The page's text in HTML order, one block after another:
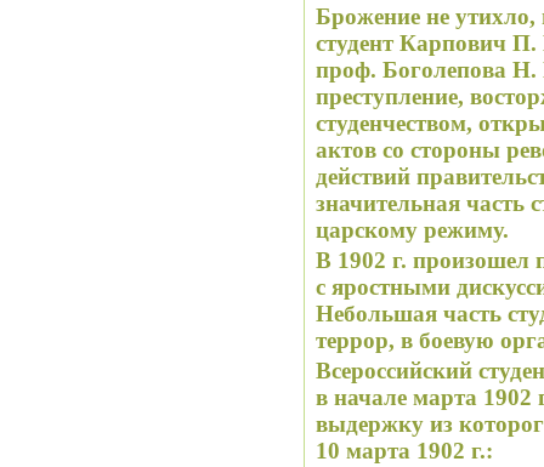
Брожение не
студент Карпович
проф. Боголепова Н.
преступление,
студенчеством,
актов со стороны
действий
значительная часть
царскому режиму.
В 1902 г. произошел
с яростными
Небольшая часть
террор, в боевую
Всероссийский
в начале марта 1902
выдержку из
10 марта 1902 г.: